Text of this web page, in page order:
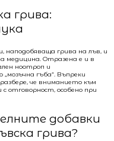
грива:
наподобяваща грива на лъв, и
медицина. Отразена е и в
ноотроп и
гъба“. Въпреки
че вниманието към
отговорност, особено при
добавки
грива?